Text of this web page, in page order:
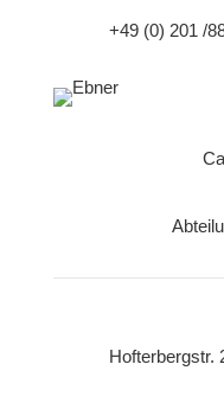
+49 (0) 201 /
Hofterbergstr.